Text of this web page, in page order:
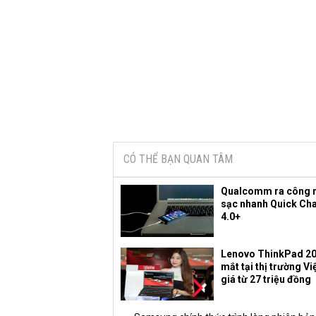
CÓ THỂ BẠN QUAN TÂM
Qualcomm ra công
sạc nhanh Quick
4.0+
Lenovo ThinkPad
mắt tại thị trường
giá từ 27 triệu đồng